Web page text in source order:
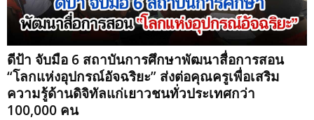
ดีป้า จับมือ 6 สถาบันการศึกษาพัฒนาสื่อการสอน
“โลกแห่งอุปกรณ์อัจฉริยะ” ส่งต่อคุณครูเพื่อเสริม
ความรู้ด้านดิจิทัลแก่เยาวชนทั่วประเทศกว่า
100,000 คน